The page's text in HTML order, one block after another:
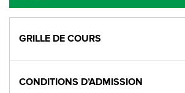
GRILLE DE COURS
CONDITIONS D’ADMISSION